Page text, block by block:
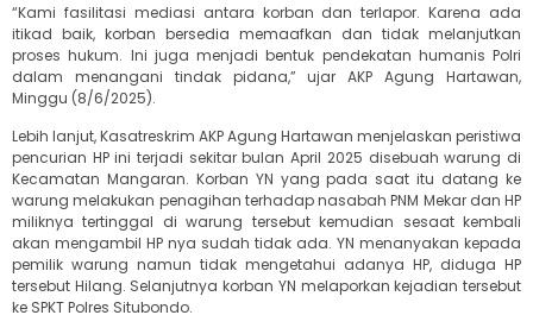
“Kami fasilitasi mediasi antara korban dan terlapor. Karena ada
itikad baik, korban bersedia memaafkan dan tidak melanjutkan
proses hukum. Ini juga menjadi bentuk pendekatan humanis Polri
dalam menangani tindak pidana,” ujar AKP Agung Hartawan,
Minggu (8/6/2025).
Lebih lanjut, Kasatreskrim AKP Agung Hartawan menjelaskan peristiwa
pencurian HP ini terjadi sekitar bulan April 2025 disebuah warung di
Kecamatan Mangaran. Korban YN yang pada saat itu datang ke
warung melakukan penagihan terhadap nasabah PNM Mekar dan HP
miliknya tertinggal di warung tersebut kemudian sesaat kembali
akan mengambil HP nya sudah tidak ada. YN menanyakan kepada
pemilik warung namun tidak mengetahui adanya HP, diduga HP
tersebut Hilang. Selanjutnya korban YN melaporkan kejadian tersebut
ke SPKT Polres Situbondo.